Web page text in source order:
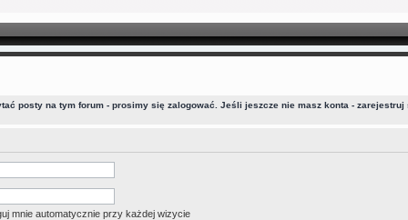
posty na tym forum - prosimy się zalogować. Jeśli jeszcze nie masz konta -
mnie automatycznie przy każdej wizycie